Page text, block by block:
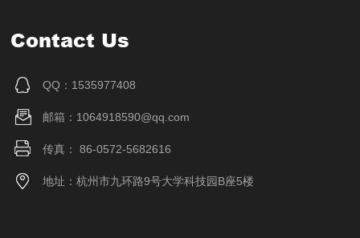
Contact Us
QQ：1535977408
邮箱：1064918590@qq.com
传真： 86-0572-5682616
地址：杭州市九环路9号大学科技园B座5楼